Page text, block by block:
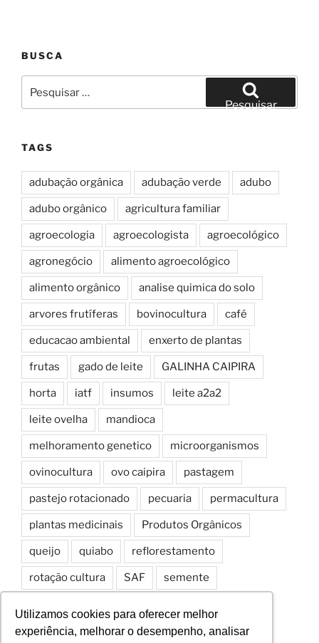
Utilizamos cookies para oferecer melhor
experiência, melhorar o desempenho, analisar
BUSCA
por:
Pesquisar
TAGS
adubação orgânica adubação verde adubo
adubo orgânico agricultura familiar
agroecologia agroecologista agroecológico
agronegócio alimento agroecológico
alimento orgânico analise quimica do solo
arvores frutíferas bovinocultura café
educacao ambiental enxerto de plantas
frutas gado de leite GALINHA CAIPIRA
horta iatf insumos leite a2a2
leite ovelha mandioca
melhoramento genetico microorganismos
ovinocultura ovo caipira pastagem
pastejo rotacionado pecuaria permacultura
plantas medicinais Produtos Orgânicos
queijo quiabo reflorestamento
rotação cultura SAF semente